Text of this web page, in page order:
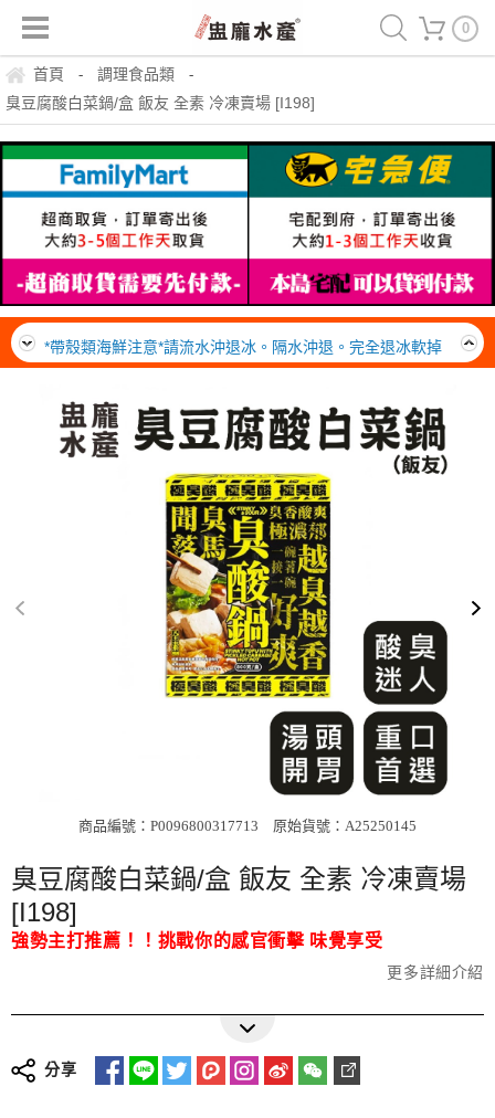
0
首頁 - 調理食品類 -
臭豆腐酸白菜鍋/盒 飯友 全素 冷凍賣場 [I198]
運費150，冷凍滿999免運一箱(20公斤內可裝材積、重量)
請點我，查詢黑貓站所自取的地址
*帶殼類海鮮注意*請流水沖退冰。隔水沖退。完全退冰軟掉
後，即可料理。熟了就可以吃，勿需一直煮，不要久煮。吃
了超美味。
離島無免運門檻，運費一律由貨運公司到府收款，每箱約
$300~400元
運費150，冷凍滿999免運一箱(20公斤內可裝材積、重量)
請點我，查詢黑貓站所自取的地址
*帶殼類海鮮注意*請流水沖退冰。隔水沖退。完全退冰軟掉
了超美味。
$300~400元
商品編號：P0096800317713 原始貨號：A25250145
臭豆腐酸白菜鍋/盒 飯友 全素 冷凍賣場
[I198]
強勢主打推薦！！挑戰你的感官衝擊 味覺享受
更多詳細介紹
分享